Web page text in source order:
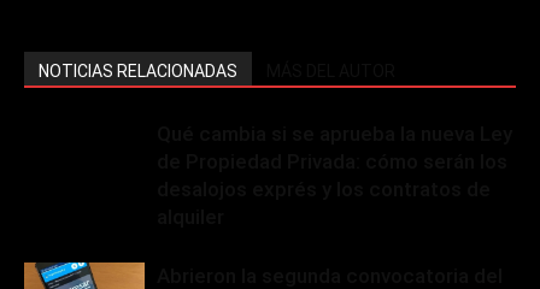
NOTICIAS RELACIONADAS